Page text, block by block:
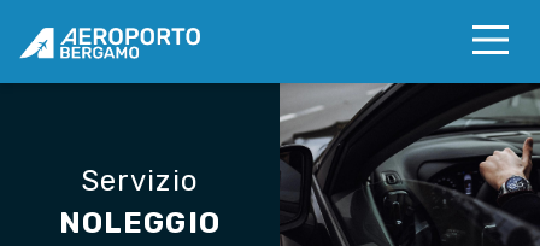
Servizio
NOLEGGIO